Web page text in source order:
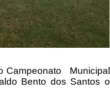
Campeonato Municipal
Bento dos Santos o